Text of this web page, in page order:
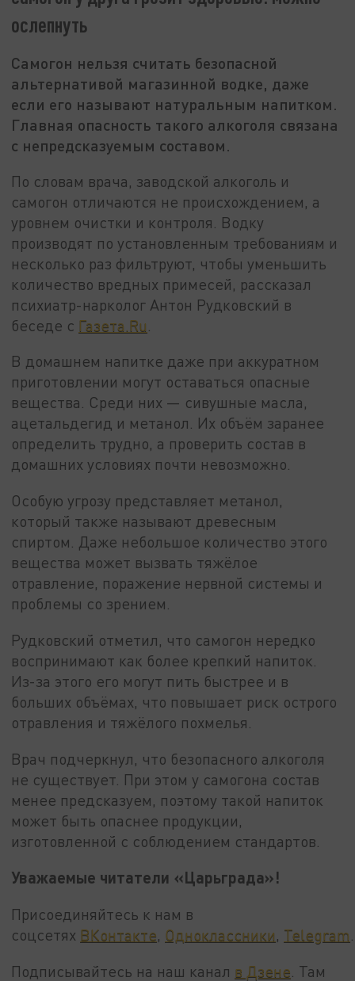
ослепнуть
Самогон нельзя считать безопасной
альтернативой магазинной водке, даже
если его называют натуральным напитком.
Главная опасность такого алкоголя связана
с непредсказуемым составом.
По словам врача, заводской алкоголь и
самогон отличаются не происхождением, а
уровнем очистки и контроля. Водку
производят по установленным требованиям и
несколько раз фильтруют, чтобы уменьшить
количество вредных примесей, рассказал
психиатр-нарколог Антон Рудковский в
беседе с Газета.Ru
В домашнем напитке даже при аккуратном
приготовлении могут оставаться опасные
вещества. Среди них — сивушные масла,
ацетальдегид и метанол. Их объём заранее
определить трудно, а проверить состав в
домашних условиях почти невозможно.
Особую угрозу представляет метанол,
который также называют древесным
спиртом. Даже небольшое количество этого
вещества может вызвать тяжёлое
отравление, поражение нервной системы и
проблемы со зрением.
Рудковский отметил, что самогон нередко
воспринимают как более крепкий напиток.
Из-за этого его могут пить быстрее и в
больших объёмах, что повышает риск острого
отравления и тяжёлого похмелья.
Врач подчеркнул, что безопасного алкоголя
не существует. При этом у самогона состав
менее предсказуем, поэтому такой напиток
может быть опаснее продукции,
изготовленной с соблюдением стандартов.
Уважаемые читатели «Царьграда»!
Присоединяйтесь к нам в
соцсетях ВКонтакте, Одноклассники, Telegram
Подписывайтесь на наш канал в Дзене . Там